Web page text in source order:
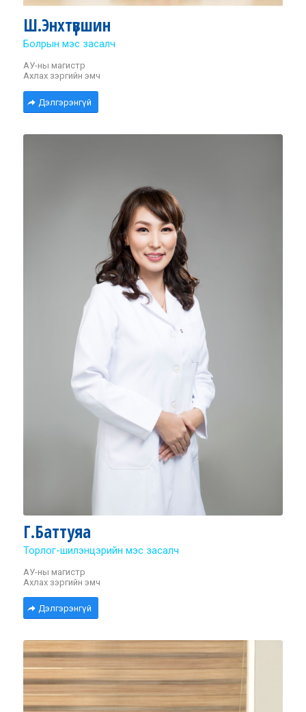
Ш.Энхтүвшин
Болрын мэс засалч
АУ-ны магистр
Ахлах зэргийн эмч
Дэлгэрэнгүй
Г.Баттуяа
Торлог-шилэнцэрийн мэс засалч
АУ-ны магистр
Ахлах зэргийн эмч
Дэлгэрэнгүй